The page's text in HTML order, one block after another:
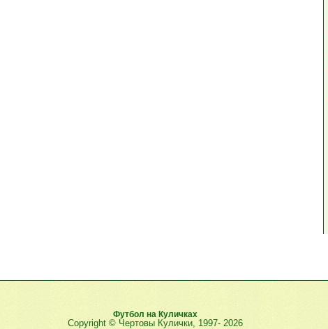
Футбол на Куличках
Copyright © Чертовы Кулички, 1997- 2026